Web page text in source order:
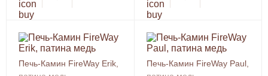
Печь-Камин FireWay Erik,
Печь-Камин FireWay Paul,